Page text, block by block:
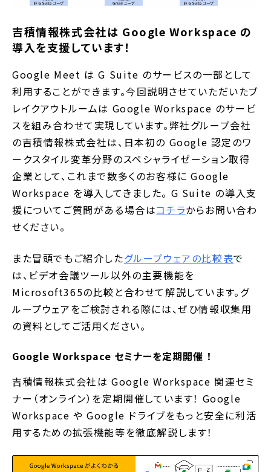
吉積情報株式会社は Google Workspace の
導入を支援しています！
Google Meet は G Suite のサービスの一部として
利用することができます。今回説明させていただいたブ
レイクアウトルームは Google Workspace のサービ
スを組み合わせて実現しています。弊社グループ会社
の吉積情報株式会社は、日本初の Google 認定のワ
ークスタイル変革分野のスペシャライゼーション取得
企業として、これまで数多くのお客様に Google
Workspace を導入してきました。 G Suite の導入支
援についてご質問がある場合はコチラからお問い合わ
せください。
また冒頭でもご紹介したグループウェアの比較表で
は、ビデオ会議ツール以外の主要機能を
Microsoft365の比較と合わせて解説しています。グ
ループウェアをご検討される際には、ぜひ情報収集用
の資料としてご活用ください。
Google Workspace セミナーを定期開催 ！
吉積情報株式会社は Google Workspace 関連セミ
ナー（オンライン）を定期開催しています！ Google
Workspace や Google ドライブをもっと安全に利活
用するための拡張機能等を徹底解説します！